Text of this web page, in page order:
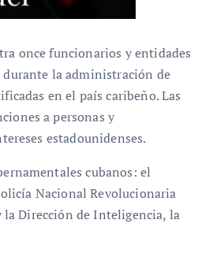
once funcionarios y entidades
durante la administración de
en el país caribeño. Las
a personas y
estadounidenses.
cubanos: el
Nacional Revolucionaria
Dirección de Inteligencia, la